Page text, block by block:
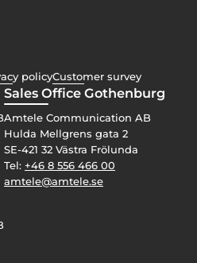
policyCustomer survey
Sales Office Gothenburg
Amtele Communication AB
Hulda Mellgrens gata 2
SE-421 32 Västra Frölunda
Tel: +46 8 556 466 00
amtele@amtele.se